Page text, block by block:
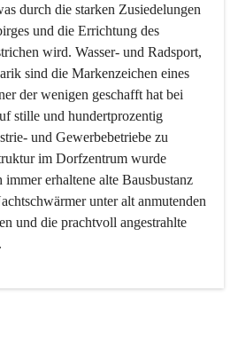
durch die starken Zusiedelungen
und die Errichtung des
wird. Wasser- und Radsport,
sind die Markenzeichen eines
der wenigen geschafft hat bei
stille und hundertprozentig
und Gewerbebetriebe zu
im Dorfzentrum wurde
erhaltene alte Bausbustanz
unter alt anmutenden
und die prachtvoll angestrahlte
nicht mehr, ist aber integrativer